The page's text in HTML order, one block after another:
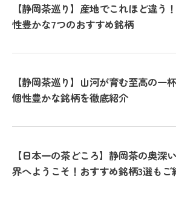
【静岡茶巡り】産地でこれほど違う
性豊かな7つのおすすめ銘柄
【静岡茶巡り】山河が育む至高の一杯
個性豊かな銘柄を徹底紹介
【日本一の茶どころ】静岡茶の奥深
界へようこそ！おすすめ銘柄3選もご